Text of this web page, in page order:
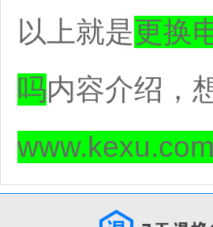
以上就是更换
吗内容介绍，
www.kexu.com